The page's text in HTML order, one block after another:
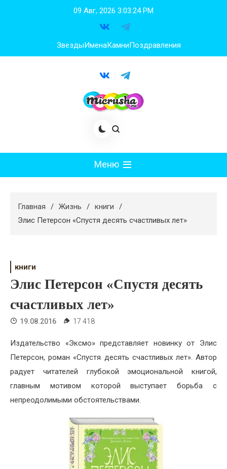
09 Авг, 2026 3:03:25 PM
ЗвездыИменаКамниПоздравления
Меню
Худеем
Жизнь
Хобби
Красота
Недвижимость
Главная Жизнь
книги
Элис Петерсон «Спустя десять счастливых лет»
книги
Элис Петерсон «Спустя десять
счастливых лет»
19.08.2016 17 418
Издательство «Эксмо» представляет новинку от Элис
Петерсон, роман «Спустя десять счастливых лет». Автор
радует читателей глубокой эмоциональной книгой,
главным мотивом которой выступает борьба с
непреодолимыми обстоятельствами.